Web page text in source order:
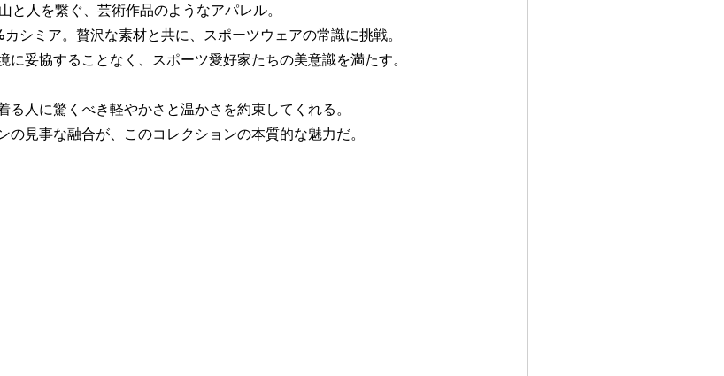
と人を繋ぐ、芸術作品のようなアパレル。
シミア。贅沢な素材と共に、スポーツウェアの常識に挑戦。
妥協することなく、スポーツ愛好家たちの美意識を満たす。
人に驚くべき軽やかさと温かさを約束してくれる。
見事な融合が、このコレクションの本質的な魅力だ。